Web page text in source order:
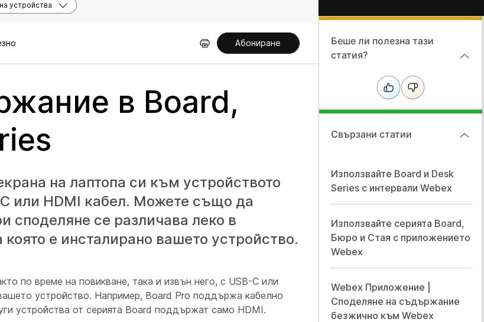
устройства
Абониране
в Board,
на лаптопа си към устройството
или HDMI кабел. Можете също да
споделяне се различава леко в
е инсталирано вашето устройство.
по време на повикване, така и извън него, с USB-C или
устройство. Например, Board Pro поддържа кабелно
устройства от серията Board поддържат само HDMI.
Беше ли полезна тази
статия?
Свързани статии
Използвайте Board и Desk
Series с интервали Webex
Използвайте серията Board,
Бюро и Стая с приложението
Webex
Webex Приложение |
Споделяне на съдържание
безжично към Webex